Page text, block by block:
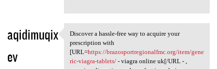
aqidimuqix
ev
Discover a hassle-free way to
Discover a hassle-free way to acquire your
prescription with
[URL=https://brazosportregionalfmc.org/item/gene
ric-viagra-tablets/- viagra online uk[/URL - ,